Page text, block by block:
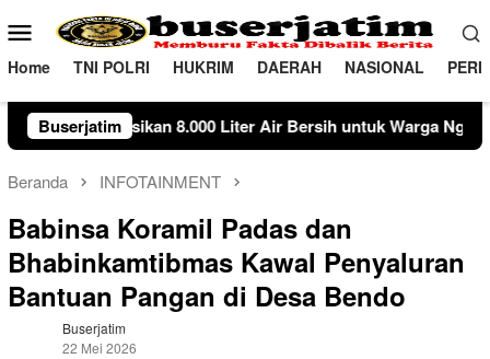
ke
konten
Menu
Mobile
Home TNI POLRI HUKRIM DAERAH NASIONAL
Buserjatim
Liter Air Bersih untuk Warga Ngambon Susuri
Beranda INFOTAINMENT
Babinsa Koramil Padas dan
Bhabinkamtibmas Kawal Penyaluran
Bantuan Pangan di Desa Bendo
Buserjatim
22 Mei 2026